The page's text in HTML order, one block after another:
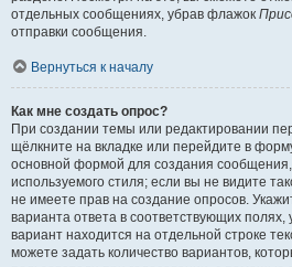
отдельных сообщениях, убрав флажок
отправки сообщения.
Вернуться к началу
Как мне создать опрос?
При создании темы или редактировании
щёлкните на вкладке или перейдите в
основной формой для создания сообщения,
используемого стиля; если вы не видите
не имеете прав на создание опросов.
варианта ответа в соответствующих
вариант находится на отдельной строке
можете задать количество вариантов,